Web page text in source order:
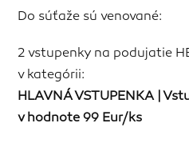
Do súťaže sú venované:
2 vstupenky na podujatie
v kategórii:
HLAVNÁ VSTUPENKA |
v hodnote 99 Eur/ks